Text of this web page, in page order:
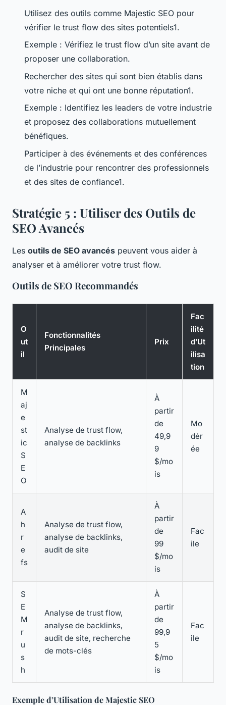
Utilisez des outils comme Majestic SEO pour
vérifier le trust flow des sites potentiels1.
Exemple : Vérifiez le trust flow d’un site avant de
proposer une collaboration.
Rechercher des sites qui sont bien établis dans
votre niche et qui ont une bonne réputation1.
Exemple : Identifiez les leaders de votre industrie
et proposez des collaborations mutuellement
bénéfiques.
Participer à des événements et des conférences
de l’industrie pour rencontrer des professionnels
et des sites de confiance1.
Stratégie 5 : Utiliser des Outils de
SEO Avancés
Les outils de SEO avancés peuvent vous aider à
analyser et à améliorer votre trust flow.
Outils de SEO Recommandés
O
ut
il
Fonctionnalités
Principales
Prix
Fac
ilité
d’Ut
ilisa
tion
M
aj
e
st
ic
S
E
O
Analyse de trust flow,
analyse de backlinks
À
partir
de
49,9
9
$/mo
is
Mo
dér
ée
A
h
r
e
fs
Analyse de trust flow,
analyse de backlinks,
audit de site
À
partir
de
99
$/mo
is
Fac
ile
S
E
M
r
u
s
h
Analyse de trust flow,
analyse de backlinks,
audit de site, recherche
de mots-clés
À
partir
de
99,9
5
$/mo
is
Fac
ile
Exemple d’Utilisation de Majestic SEO